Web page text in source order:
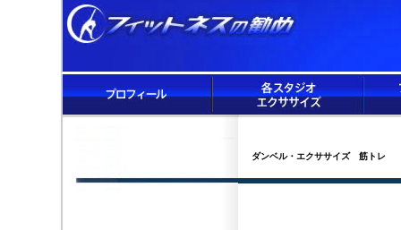
ダンベル・エクササイズ 筋トレ